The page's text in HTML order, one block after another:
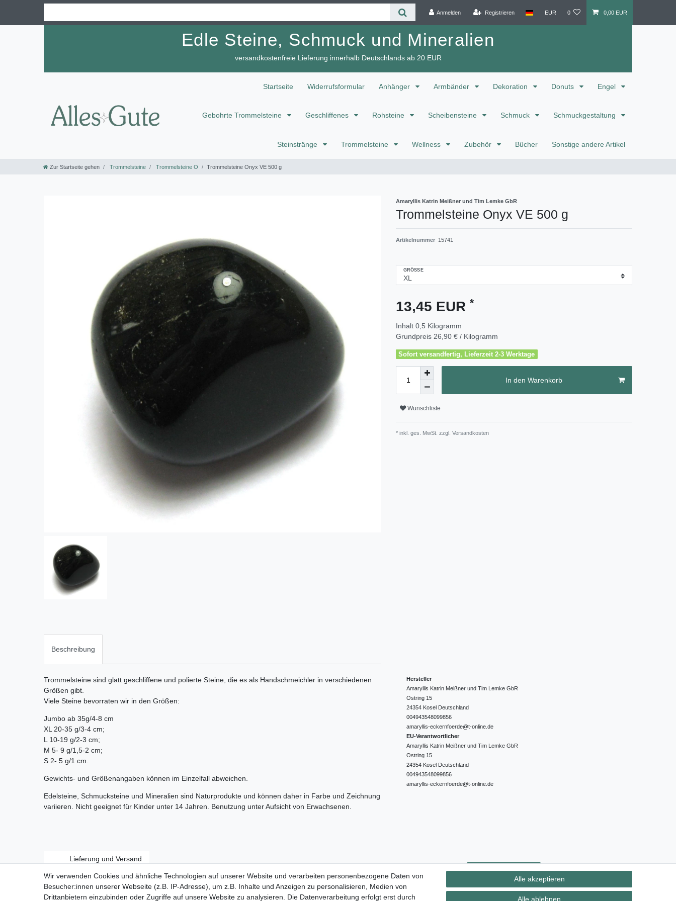
Anmelden Registrieren EUR 0 0,00 EUR
Edle Steine, Schmuck und Mineralien
versandkostenfreie Lieferung innerhalb Deutschlands ab 20 EUR
Startseite Widerrufsformular Anhänger Armbänder Dekoration Donuts Engel
Gebohrte Trommelsteine Geschliffenes Rohsteine Scheibensteine Schmuck Schmuckgestaltung
Steinstränge Trommelsteine Wellness Zubehör Bücher Sonstige andere Artikel
Zur Startseite gehen Trommelsteine Trommelsteine O Trommelsteine Onyx VE 500 g
Amaryllis Katrin Meißner und Tim Lemke GbR
Trommelsteine Onyx VE 500 g
Artikelnummer 15741
GRÖSSE
13,45 EUR *
Inhalt 0,5 Kilogramm
Grundpreis 26,90 € / Kilogramm
Sofort versandfertig, Lieferzeit 2-3 Werktage
In den Warenkorb
Wunschliste
* inkl. ges. MwSt. zzgl. Versandkosten
Beschreibung
Trommelsteine sind glatt geschliffene und polierte Steine, die es als Handschmeichler in verschiedenen
Größen gibt.
Viele Steine bevorraten wir in den Größen:
Jumbo ab 35g/4-8 cm
XL 20-35 g/3-4 cm;
L 10-19 g/2-3 cm;
M 5- 9 g/1,5-2 cm;
S 2- 5 g/1 cm.
Gewichts- und Größenangaben können im Einzelfall abweichen.
Edelsteine, Schmucksteine und Mineralien sind Naturprodukte und können daher in Farbe und Zeichnung
variieren. Nicht geeignet für Kinder unter 14 Jahren. Benutzung unter Aufsicht von Erwachsenen.
Hersteller
Amaryllis Katrin Meißner und Tim Lemke GbR
Ostring 15
24354 Kosel Deutschland
004943548099856
amaryllis-eckernfoerde@t-online.de
EU-Verantwortlicher
Amaryllis Katrin Meißner und Tim Lemke GbR
Ostring 15
24354 Kosel Deutschland
004943548099856
amaryllis-eckernfoerde@t-online.de
Lieferung und Versand
Widerrufs­recht Vertrag widerrufen Kontakt
Wir verwenden Cookies und ähnliche Technologien auf unserer Website und verarbeiten personenbezogene Daten von
Besucher:innen unserer Webseite (z.B. IP-Adresse), um z.B. Inhalte und Anzeigen zu personalisieren, Medien von
Drittanbietern einzubinden oder Zugriffe auf unsere Website zu analysieren. Die Datenverarbeitung erfolgt erst durch
Alle akzeptieren
Alle ablehnen